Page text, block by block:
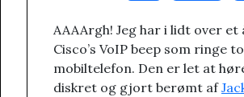
AAAArgh! Jeg har i lidt over
Cisco’s VoIP beep som ringe
mobiltelefon. Den er let at
diskret og gjort berømt af